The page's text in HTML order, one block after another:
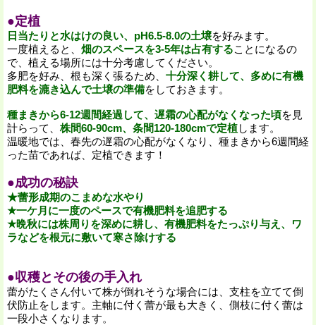
●定植
日当たりと水はけの良い、pH6.5-8.0の土壌を好みます。
一度植えると、 畑のスペースを3-5年は占有することになるの
で、植える場所には十分考慮してください。
多肥を好み、根も深く張るため、 十分深く耕して、多めに有機
肥料を漉き込んで土壌の準備をしておきます。
種まきから6-12週間経過して、遅霜の心配がなくなった頃を見
計らって、 株間60-90cm、条間120-180cmで定植します。
温暖地では、春先の遅霜の心配がなくなり、種まきから6週間経
った苗であれば、定植できます！
●成功の秘訣
★蕾形成期のこまめな水やり
★一ケ月に一度のペースで有機肥料を追肥する
★晩秋には株周りを深めに耕し、有機肥料をたっぷり与え、ワ
ラなどを根元に敷いて寒さ除けする
●収穫とその後の手入れ
蕾がたくさん付いて株が倒れそうな場合には、支柱を立てて倒
伏防止をします。主軸に付く蕾が最も大きく、側枝に付く蕾は
一段小さくなります。